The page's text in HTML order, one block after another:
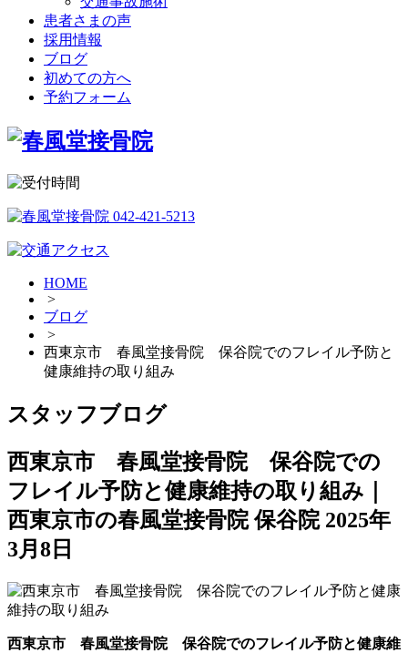
患者さまの声
採用情報
ブログ
初めての方へ
予約フォーム
HOME
>
ブログ
>
西東京市 春風堂接骨院 保谷院でのフレイル予防と
健康維持の取り組み
スタッフブログ
西東京市 春風堂接骨院 保谷院での
フレイル予防と健康維持の取り組み｜
西東京市の春風堂接骨院 保谷院 2025年
3月8日
西東京市 春風堂接骨院 保谷院でのフレイル予防と健康維